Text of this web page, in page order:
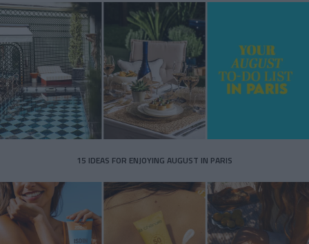
15 IDEAS FOR ENJOYING AUGUST IN PARIS